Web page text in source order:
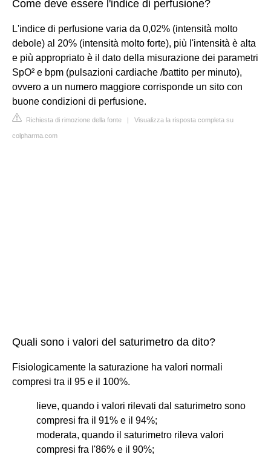
Come deve essere l'indice di perfusione?
L'indice di perfusione varia da 0,02% (intensità molto
debole) al 20% (intensità molto forte), più l'intensità è alta
e più appropriato è il dato della misurazione dei parametri
SpO² e bpm (pulsazioni cardiache /battito per minuto),
ovvero a un numero maggiore corrisponde un sito con
buone condizioni di perfusione.
Richiesta di rimozione della fonte | Visualizza la risposta completa su
colpharma.com
Quali sono i valori del saturimetro da dito?
Fisiologicamente la saturazione ha valori normali
compresi tra il 95 e il 100%.
lieve, quando i valori rilevati dal saturimetro sono
compresi fra il 91% e il 94%;
moderata, quando il saturimetro rileva valori
compresi fra l'86% e il 90%;